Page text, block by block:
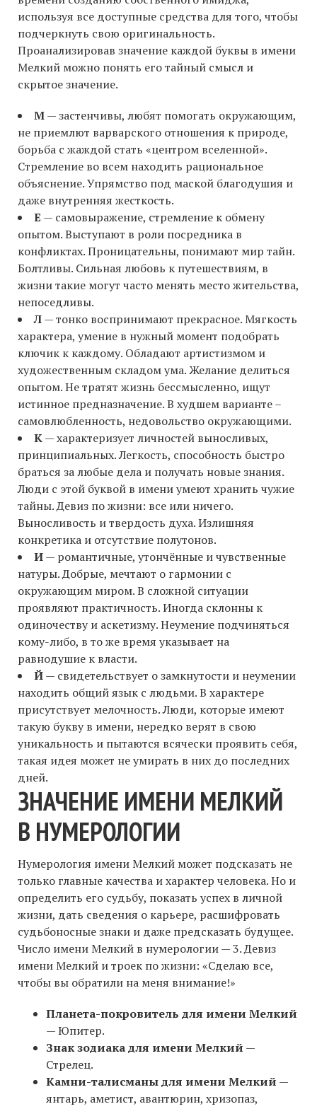
используя все доступные средства для того, чтобы
подчеркнуть свою оригинальность.
Проанализировав значение каждой буквы в имени
Мелкий можно понять его тайный смысл и
скрытое значение.
М— застенчивы, любят помогать окружающим,
не приемлют варварского отношения к природе,
борьба с жаждой стать «центром вселенной».
Стремление во всем находить рациональное
объяснение. Упрямство под маской благодушия и
даже внутренняя жесткость.
Е — самовыражение, стремление к обмену
опытом. Выступают в роли посредника в
конфликтах. Проницательны, понимают мир тайн.
Болтливы. Сильная любовь к путешествиям, в
жизни такие могут часто менять место жительства,
непоседливы.
Л— тонко воспринимают прекрасное. Мягкость
характера, умение в нужный момент подобрать
ключик к каждому. Обладают артистизмом и
художественным складом ума. Желание делиться
опытом. Не тратят жизнь бессмысленно, ищут
истинное предназначение. В худшем варианте –
самовлюбленность, недовольство окружающими.
К— характеризует личностей выносливых,
принципиальных. Легкость, способность быстро
браться за любые дела и получать новые знания.
Люди с этой буквой в имени умеют хранить чужие
тайны. Девиз по жизни: все или ничего.
Выносливость и твердость духа. Излишняя
конкретика и отсутствие полутонов.
И— романтичные, утончённые и чувственные
натуры. Добрые, мечтают о гармонии с
окружающим миром. В сложной ситуации
проявляют практичность. Иногда склонны к
одиночеству и аскетизму. Неумение подчиняться
кому-либо, в то же время указывает на
равнодушие к власти.
Й— свидетельствует о замкнутости и неумении
находить общий язык с людьми. В характере
присутствует мелочность. Люди, которые имеют
такую букву в имени, нередко верят в свою
уникальность и пытаются всячески проявить себя,
такая идея может не умирать в них до последних
дней.
ЗНАЧЕНИЕ ИМЕНИ МЕЛКИЙ
В НУМЕРОЛОГИИ
Нумерология имени Мелкий может подсказать не
только главные качества и характер человека. Но и
определить его судьбу, показать успех в личной
жизни, дать сведения о карьере, расшифровать
судьбоносные знаки и даже предсказать будущее.
Число имени Мелкий в нумерологии — 3. Девиз
имени Мелкий и троек по жизни: «Сделаю все,
чтобы вы обратили на меня внимание!»
Планета-покровитель для имени Мелкий
— Юпитер.
Знак зодиака для имени Мелкий —
Стрелец.
Камни-талисманы для имени Мелкий —
янтарь, аметист, авантюрин, хризопаз,